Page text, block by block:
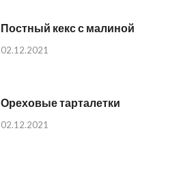
Постный кекс с малиной
02.12.2021
Ореховые тарталетки
02.12.2021